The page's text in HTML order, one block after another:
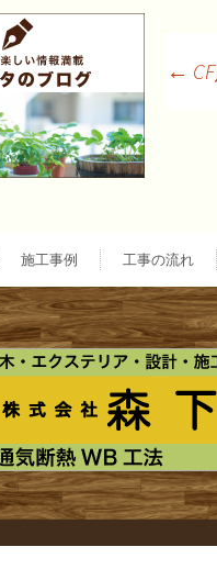
ナ
←
施工事例 工事の流れ